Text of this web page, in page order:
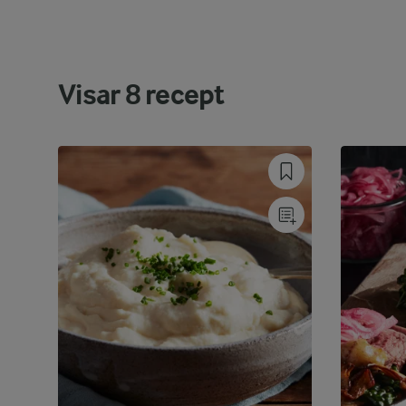
Visar8recept